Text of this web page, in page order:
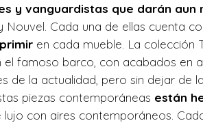
y vanguardistas que darán aun
Cada una de ellas cuenta
en cada mueble. La colección
famoso barco, con acabados en
de la actualidad, pero sin dejar de
piezas contemporáneas están
con aires contemporáneos.